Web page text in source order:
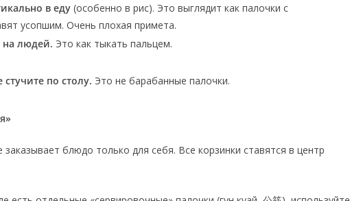
в еду (особенно в рис). Это выглядит как палочки с
усопшим. Очень плохая примета.
на людей. Это как тыкать пальцем.
по столу. Это не барабанные палочки.
блюдо только для себя. Все корзинки ставятся в центр